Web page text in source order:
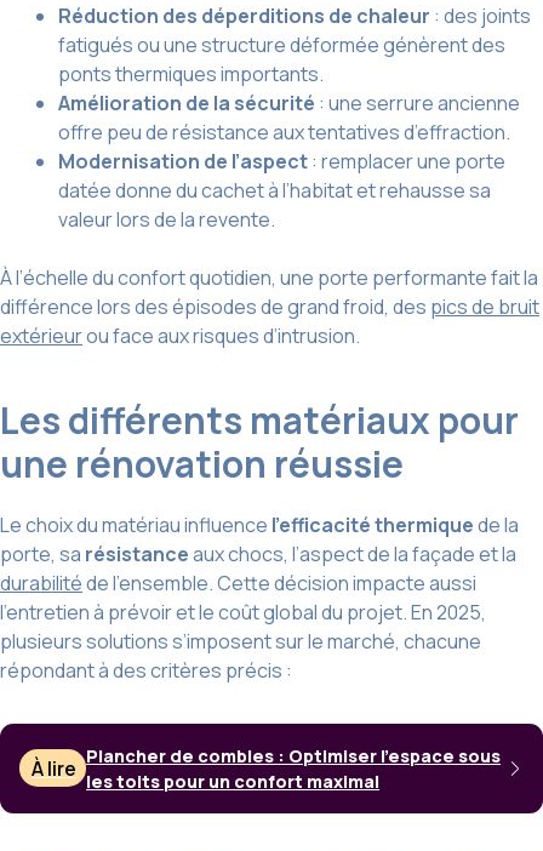
Réduction des déperditions de chaleur : des joints
fatigués ou une structure déformée génèrent des
ponts thermiques importants.
Amélioration de la sécurité : une serrure ancienne
offre peu de résistance aux tentatives d’effraction.
Modernisation de l’aspect: remplacer une porte
datée donne du cachet à l’habitat et rehausse sa
valeur lors de la revente.
À l’échelle du confort quotidien, une porte performante fait la
différence lors des épisodes de grand froid, des pics de bruit
extérieurou face aux risques d’intrusion.
Les différents matériaux pour
une rénovation réussie
Le choix du matériau influence l’efficacité thermiquede la
porte, sa résistanceaux chocs, l’aspect de la façade et la
durabilitéde l’ensemble. Cette décision impacte aussi
l’entretien à prévoir et le coût global du projet. En 2025,
plusieurs solutions s’imposent sur le marché, chacune
répondant à des critères précis :
À lire Plancher de combles : Optimiser l’espace sous
les toits pour un confort maximal